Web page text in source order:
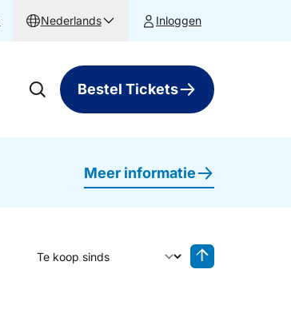
Nederlands Inloggen
Bestel Tickets
Meer informatie
Sorteer op